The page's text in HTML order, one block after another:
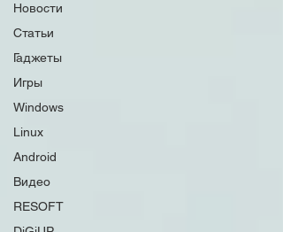
Новости
Статьи
Гаджеты
Игры
Windows
Linux
Android
Видео
RESOFT